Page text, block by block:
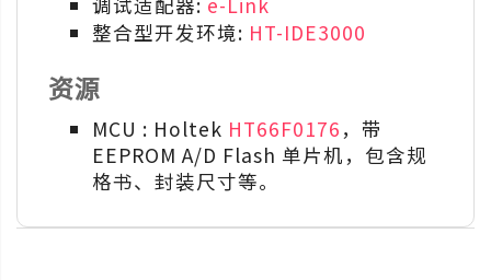
整合型开发环境: HT-IDE3000
资源
MCU : Holtek HT66F0176 ，带
EEPROM A/D Flash 单片机，包含规
格书、封装尺寸等。